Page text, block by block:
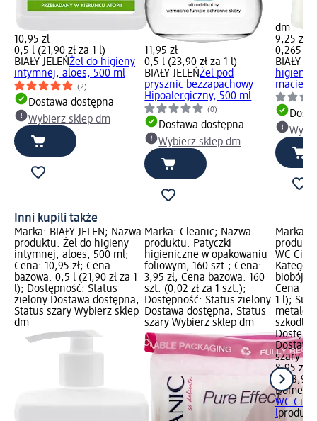
10,95 zł
0,5 l (21,90 zł za 1 l)
BIAŁY JELEŃŻel do higieny
intymnej, aloes, 500 ml
(2)
Dostawa dostępna
Wybierz sklep dm
11,95 zł
0,5 l (23,90 zł za 1 l)
BIAŁY JELEŃŻel pod
prysznic bezzapachowy
Hipoalergiczny, 500 ml
(0)
Dostawa dostępna
Wybierz sklep dm
dm
9,25 zł
0,265 l
BIAŁY
higieny
Inni kupili także
Marka: BIAŁY JELEŃ; Nazwa
produktu: Żel do higieny
intymnej, aloes, 500 ml;
Cena: 10,95 zł; Cena
bazowa: 0,5 l (21,90 zł za 1
l); Dostępność: Status
zielony Dostawa dostępna,
Status szary Wybierz sklep
dm
Marka: Cleanic; Nazwa
produktu: Patyczki
higieniczne w opakowaniu
foliowym, 160 szt.; Cena:
3,95 zł; Cena bazowa: 160
szt. (0,02 zł za 1 szt.);
Dostępność: Status zielony
Dostawa dostępna, Status
szary Wybierz sklep dm
Marka:
WC
Cena
1 l);
metale,
szary
8,95 zł
1 l (8,95
WC
lprodukt